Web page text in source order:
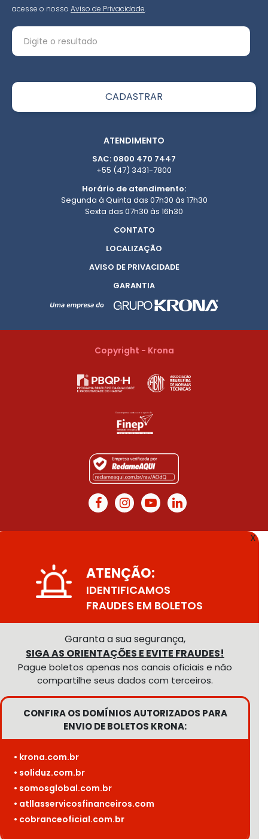
acesse o nosso Aviso de Privacidade.
ATENDIMENTO
SAC: 0800 470 7447
+55 (47) 3431-7800
Horário de atendimento:
Segunda à Quinta das 07h30 às 17h30
Sexta das 07h30 às 16h30
CONTATO
LOCALIZAÇÃO
AVISO DE PRIVACIDADE
GARANTIA
Copyright - Krona
X
ATENÇÃO:
IDENTIFICAMOS
FRAUDES EM BOLETOS
Garanta a sua segurança,
SIGA AS ORIENTAÇÕES E EVITE FRAUDES!
Pague boletos apenas nos canais oficiais e não
compartilhe seus dados com terceiros.
CONFIRA OS DOMÍNIOS AUTORIZADOS PARA
ENVIO DE BOLETOS KRONA:
• krona.com.br
• soliduz.com.br
• somosglobal.com.br
• atllasservicosfinanceiros.com
• cobranceoficial.com.br